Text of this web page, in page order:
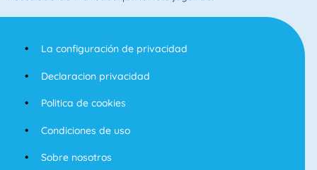
La configuración de privacidad
Declaracion privacidad
Politica de cookies
Condiciones de uso
Sobre nosotros